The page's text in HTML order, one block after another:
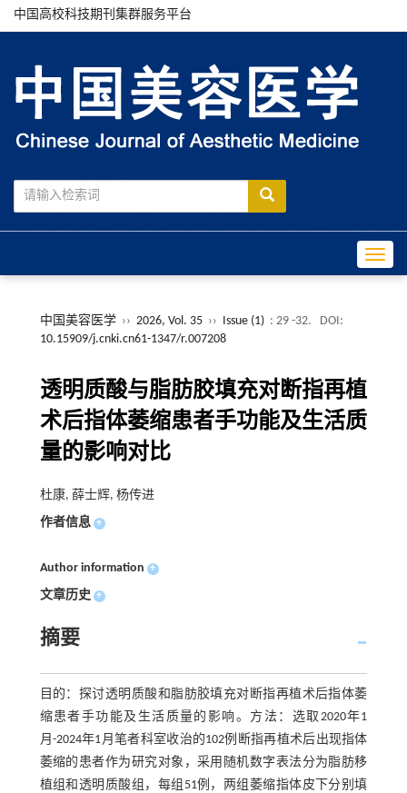
中国高校科技期刊集群服务平台
中国美容医学 ›› 2026, Vol. 35 ›› Issue (1) : 29 -32.
DOI:
10.15909/j.cnki.cn61-1347/r.007208
透明质酸与脂肪胶填充对断指再植
术后指体萎缩患者手功能及生活质
量的影响对比
杜康, 薛士辉, 杨传进
作者信息 +
Author information +
文章历史 +
摘要
目的：探讨透明质酸和脂肪胶填充对断指再植术后指体萎
缩患者手功能及生活质量的影响。方法：选取2020年1
月-2024年1月笔者科室收治的102例断指再植术后出现指体
萎缩的患者作为研究对象，采用随机数字表法分为脂肪移
植组和透明质酸组，每组51例，两组萎缩指体皮下分别填